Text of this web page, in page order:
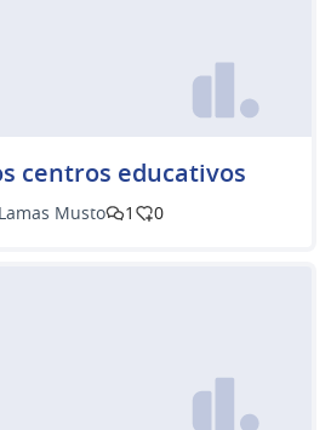
centros educativos
Musto 1 0